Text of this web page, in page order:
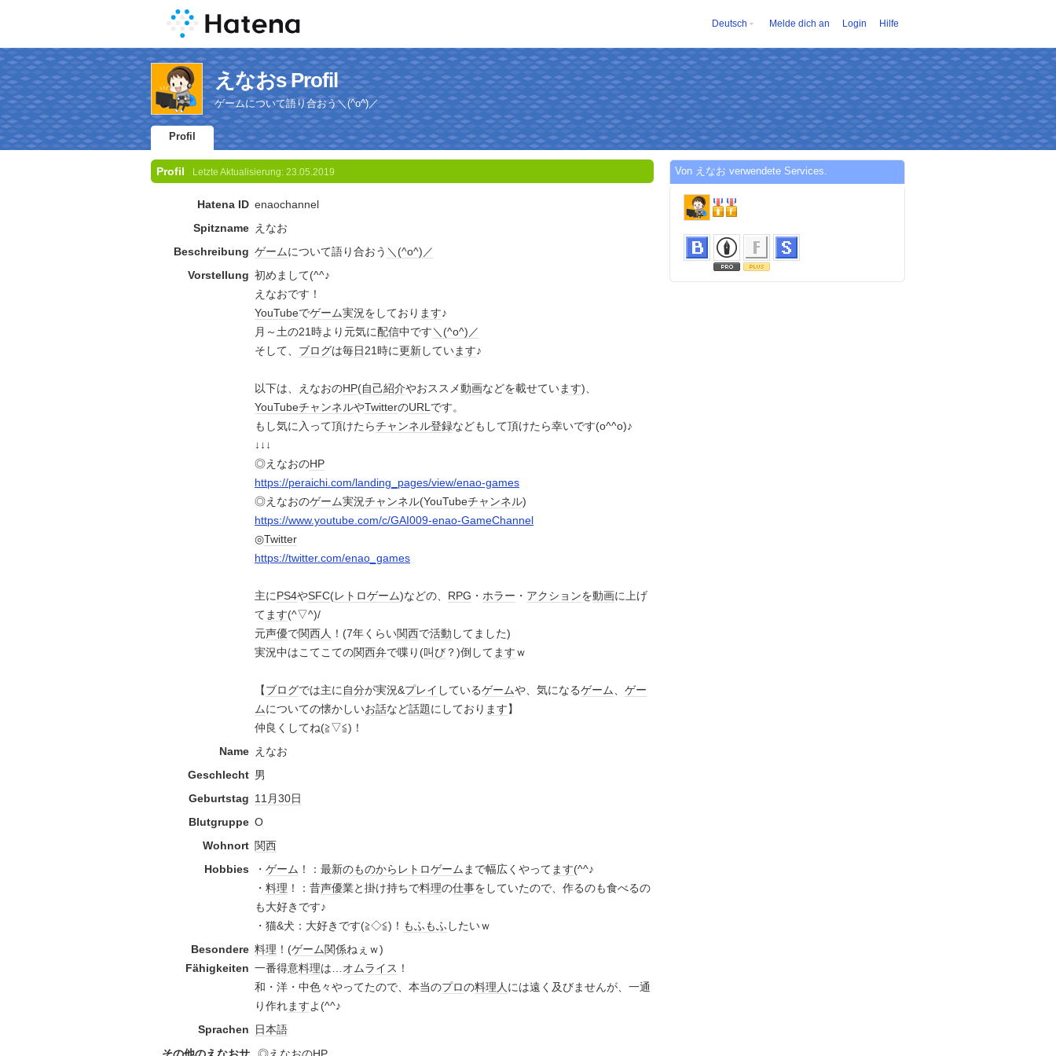
Deutsch Melde dich an Login Hilfe
えなおs Profil
ゲームについて語り合おう＼(^o^)／
Profil
Profil Letzte Aktualisierung: 23.05.2019
Hatena ID enaochannel
Spitzname えなお
Beschreibung ゲームについて語り合おう ＼(^o^)／
Vorstellung 初めまして(^^♪
えなおです！
YouTubeでゲーム実況をしており ます♪
月～土の21時より元気に配信中です＼(^o^)／
そして、 ブログは毎日21時に更新しています♪
以下は、えなおのHP(自己紹介やおススメ動画などを載せています)、
YouTubeチャンネルやTwitterのURLです。
もし気に入って頂けたらチャンネル登録などもして頂けたら幸いです(o^^o)♪
↓↓↓
◎えなおのHP
https://peraichi.com/landing_pages/view/enao-games
◎えなおのゲーム実況チャンネル(YouTubeチャンネル)
https://www.youtube.com/c/GAI009-enao-GameChannel
◎Twitter
https://twitter.com/enao_games
主にPS4やSFC(レトロゲーム)などの、 RPG ・ ホラー ・ アクションを動画に上げ
てます(^▽^)/
元声優で関西人 ！(7年くらい関西で活動 してました)
実況中はこてこての関西弁で喋り(叫び ？)倒してますｗ
【ブログでは主に自分が実況&プレイ しているゲームや、気になるゲーム、 ゲー
ムについての懐かしいお話など話題にしており ます】
仲良くしてね(≧▽≦)！
Name えなお
Geschlecht 男
Geburtstag 11月30日
Blutgruppe O
Wohnort 関西
Hobbies
・ ゲーム ！：最新のものから レトロゲームまで幅広くやってます(^^♪
・ 料理 ！：昔声優業と掛け持ちで料理の仕事をしていたので、作るのも食べるの
も大好きです♪
・猫&犬：大好きです(≧◇≦)！ もふもふ したいｗ
Besondere
Fähigkeiten
料理 ！(ゲーム関係ねぇｗ)
一番得意料理は…オムライス ！
和・洋・中色々やってたので、本当のプロの料理人には遠く及びませんが、一通
り作れますよ(^^♪
Sprachen
日本語
Von えなお verwendete Services.